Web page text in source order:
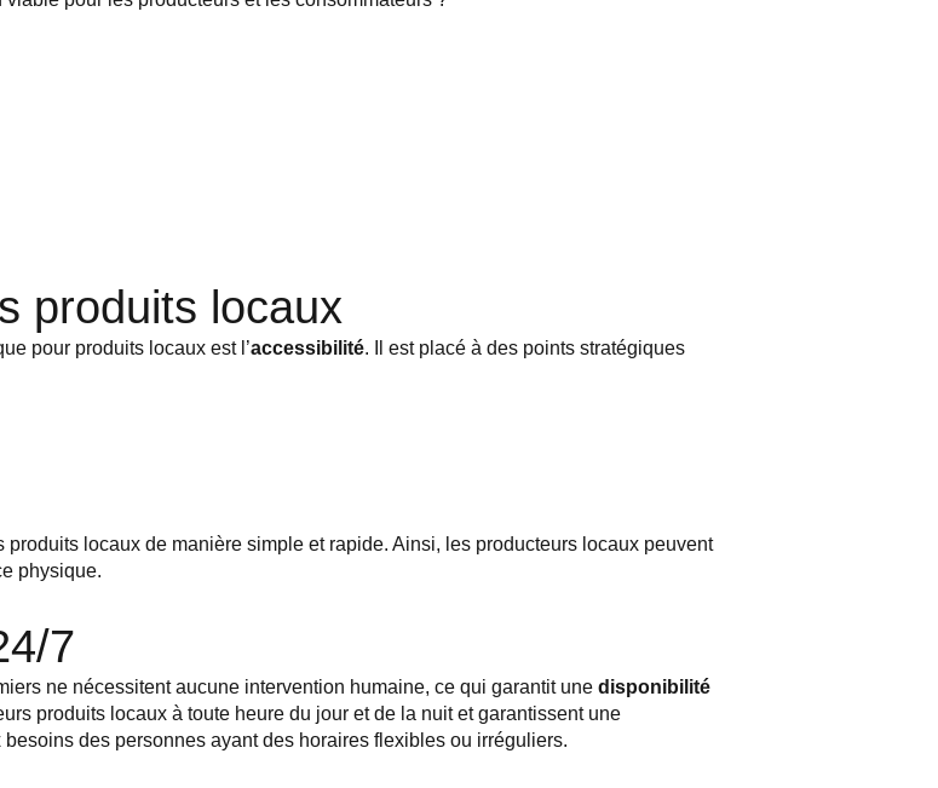
produits locaux
pour produits locaux est l’accessibilité. Il est placé à des points stratégiques
produits locaux de manière simple et rapide. Ainsi, les producteurs locaux peuvent
physique.
7
ne nécessitent aucune intervention humaine, ce qui garantit une disponibilité
produits locaux à toute heure du jour et de la nuit et garantissent une
des personnes ayant des horaires flexibles ou irréguliers.